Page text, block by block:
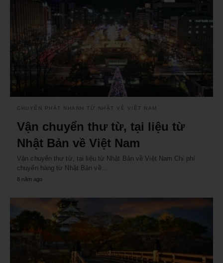
CHUYỂN PHÁT NHANH TỪ NHẬT VỀ VIỆT NAM
Vận chuyển thư từ, tại liệu từ
Nhật Bản về Việt Nam
Vận chuyển thư từ, tại liệu từ Nhật Bản về Việt Nam Chi phí
chuyển hàng từ Nhật Bản về…
8 năm ago